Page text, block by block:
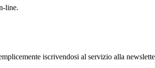
line.
iscrivendosi al servizio alla